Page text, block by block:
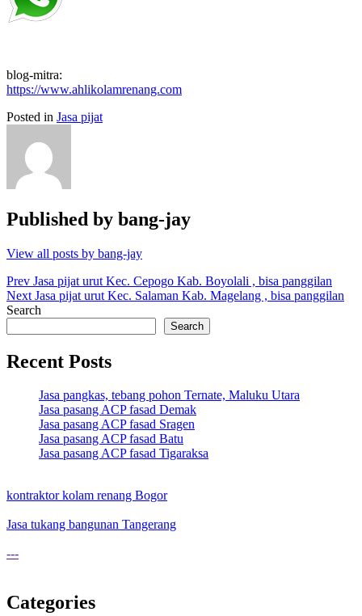
blog-mitra:
https://www.ahlikolamrenang.com
Posted in Jasa pijat
Published by bang-jay
View all posts by bang-jay
Post
navigation
Prev Jasa pijat urut Kec. Cepogo Kab. Boyolali , bisa panggilan
Next Jasa pijat urut Kec. Salaman Kab. Magelang , bisa panggilan
Search
Search
Recent Posts
Jasa pangkas, tebang pohon Ternate, Maluku Utara
Jasa pasang ACP fasad Demak
Jasa pasang ACP fasad Sragen
Jasa pasang ACP fasad Batu
Jasa pasang ACP fasad Tigaraksa
kontraktor kolam renang Bogor
Jasa tukang bangunan Tangerang
---
Categories